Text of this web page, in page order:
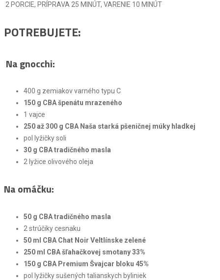
2 PORCIE, PRÍPRAVA 25 MINÚT, VARENIE 10 MINÚT
POTREBUJETE:
Na gnocchi:
400 g zemiakov varného typu C
150 g CBA špenátu mrazeného
1 vajce
250 až 300 g CBA Naša starká pšeničnej múky hladkej
pol lyžičky soli
30 g CBA tradičného masla
2 lyžice olivového oleja
Na omáčku:
50 g CBA tradičného masla
2 strúčiky cesnaku
50 ml CBA Chat Noir Veltlínske zelené
250 ml CBA šľahačkovej smotany 33%
150 g CBA Premium Švajcar bloku 45%
pol lyžičky sušených talianskych byliniek